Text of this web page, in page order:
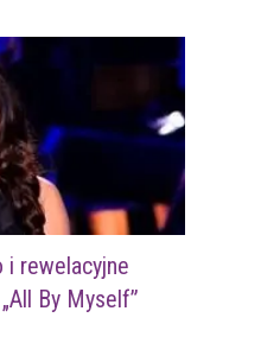
i rewelacyjne
By Myself”